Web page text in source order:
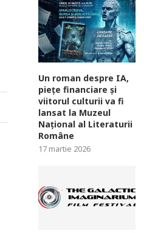
Un roman despre IA,
piețe financiare și
viitorul culturii va fi
lansat la Muzeul
Național al Literaturii
Române
17 martie 2026